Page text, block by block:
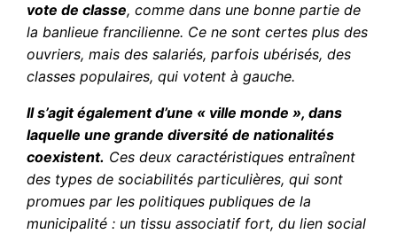
vote de classe, comme dans une bonne partie de
la banlieue francilienne. Ce ne sont certes plus des
ouvriers, mais des salariés, parfois ubérisés, des
classes populaires, qui votent à gauche.
Il s’agit également d’une « ville monde », dans
laquelle une grande diversité de nationalités
coexistent. Ces deux caractéristiques entraînent
des types de sociabilités particulières, qui sont
promues par les politiques publiques de la
municipalité : un tissu associatif fort, du lien social